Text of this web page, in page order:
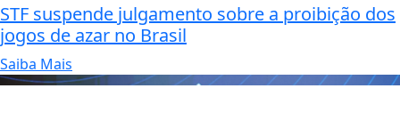
STF suspende julgamento sobre a proibição dos
jogos de azar no Brasil
Saiba Mais